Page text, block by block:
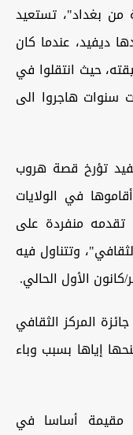
من بغداد"، تستعيد
ديفيد، عندما كان
حيث انتقلوا في
سنوات هاجروا الى
تؤرخ قصة هروب
في الولايات
منفردة على
وتتناول فيه
المركز الثقافي
بعدما تأخر منحها إياها بسبب وباء
مقيمة أساسا في